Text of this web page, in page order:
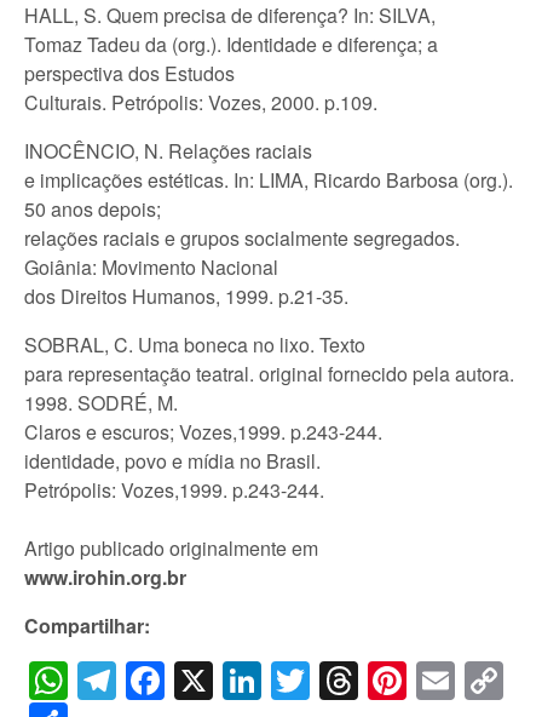
HALL, S. Quem precisa de diferença? In: SILVA,
Tomaz Tadeu da (org.). Identidade e diferença; a
perspectiva dos Estudos
Culturais. Petrópolis: Vozes, 2000. p.109.
INOCÊNCIO, N. Relações raciais
e implicações estéticas. In: LIMA, Ricardo Barbosa (org.).
50 anos depois;
relações raciais e grupos socialmente segregados.
Goiânia: Movimento Nacional
dos Direitos Humanos, 1999. p.21-35.
SOBRAL, C. Uma boneca no lixo. Texto
para representação teatral. original fornecido pela autora.
1998. SODRÉ, M.
Claros e escuros; Vozes,1999. p.243-244.
identidade, povo e mídia no Brasil.
Petrópolis: Vozes,1999. p.243-244.
Artigo publicado originalmente em
www.irohin.org.br
Compartilhar:
WhatsApp
Telegram
Facebook
X LinkedIn
Twitter
Threads